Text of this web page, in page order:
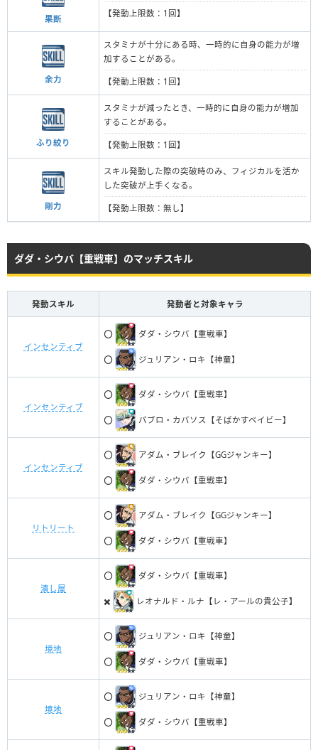
果断 【発動上限数：1回】
余力
スタミナが十分にある時、一時的に自身の能力が増
加することがある。
【発動上限数：1回】
ふり絞り
スタミナが減ったとき、一時的に自身の能力が増加
することがある。
【発動上限数：1回】
剛力
スキル発動した際の突破時のみ、フィジカルを活か
した突破が上手くなる。
【発動上限数：無し】
ダダ・シウバ【重戦車】のマッチスキル
発動スキル 発動者と対象キャラ
インセンティブ
⭕️ ダダ・シウバ【重戦車】
⭕️ ジュリアン・ロキ【神童】
インセンティブ
⭕️ ダダ・シウバ【重戦車】
⭕️ パブロ・カバソス【そばかすベイビー】
インセンティブ
⭕️ アダム・ブレイク【GGジャンキー】
⭕️ ダダ・シウバ【重戦車】
リトリート
⭕️ アダム・ブレイク【GGジャンキー】
⭕️ ダダ・シウバ【重戦車】
潰し屋
⭕️ ダダ・シウバ【重戦車】
✖️ レオナルド・ルナ【レ・アールの貴公子】
境地
⭕️ ジュリアン・ロキ【神童】
⭕️ ダダ・シウバ【重戦車】
境地
⭕️ ジュリアン・ロキ【神童】
⭕️ ダダ・シウバ【重戦車】